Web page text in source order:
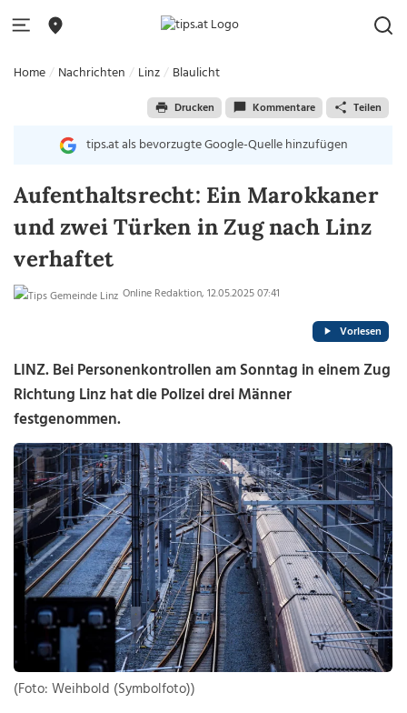
Home Nachrichten Linz Blaulicht
Drucken Kommentare Teilen
tips.at als bevorzugte Google-Quelle hinzufügen
Aufenthaltsrecht: Ein Marokkaner
und zwei Türken in Zug nach Linz
verhaftet
Online Redaktion, 12.05.2025 07:41
Vorlesen
LINZ. Bei Personenkontrollen am Sonntag in einem Zug
Richtung Linz hat die Polizei drei Männer
festgenommen.
(Foto: Weihbold (Symbolfoto))